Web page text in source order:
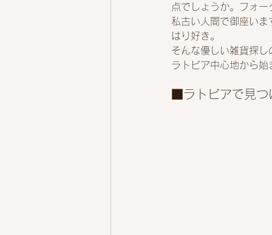
点でしょうか。フォ
私古い人間で御座い
はり好き。
そんな優しい雑貨探
ラトビア中心地から
■ラトビアで見